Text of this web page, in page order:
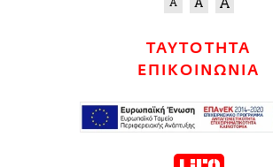
ΤΑΥΤΟΤΗΤΑ
ΕΠΙΚΟΙΝΩΝΙΑ